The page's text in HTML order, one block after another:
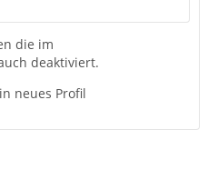
die im
deaktiviert.
neues Profil